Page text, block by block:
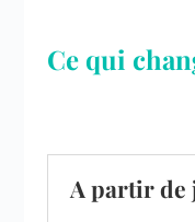
Ce qui
A partir de